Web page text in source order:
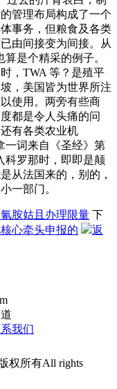
胺姑且办理限量 下
心牵头申报的
返
我们
权所有All rights